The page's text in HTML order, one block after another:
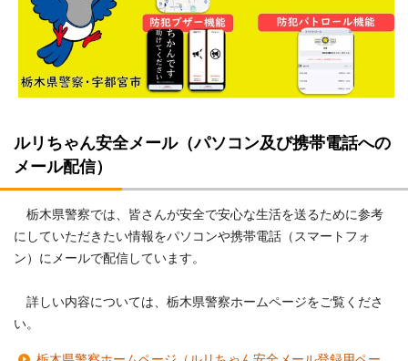
ルリちゃん安全メール（パソコン及び携帯電話への
メール配信）
栃木県警察では、皆さんが安全で安心な生活を送るために参考
にしていただきたい情報をパソコンや携帯電話（スマートフォ
ン）にメールで配信しています。
詳しい内容については、栃木県警察ホームページをご覧くださ
い。